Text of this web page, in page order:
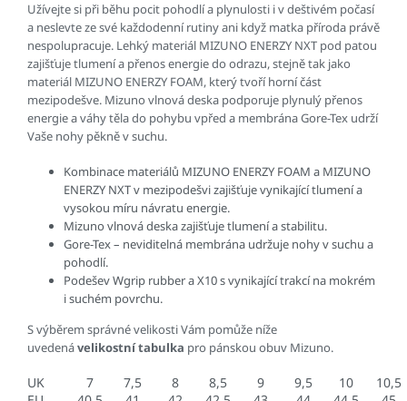
Užívejte si při běhu pocit pohodlí a plynulosti i v deštivém počasí
a neslevte ze své každodenní rutiny ani když matka příroda právě
nespolupracuje. Lehký materiál MIZUNO ENERZY NXT pod patou
zajišťuje tlumení a přenos energie do odrazu, stejně tak jako
materiál MIZUNO ENERZY FOAM, který tvoří horní část
mezipodešve. Mizuno vlnová deska podporuje plynulý přenos
energie a váhy těla do pohybu vpřed a membrána Gore-Tex udrží
Vaše nohy pěkně v suchu.
Kombinace materiálů MIZUNO ENERZY FOAM a MIZUNO
ENERZY NXT v mezipodešvi zajišťuje vynikající tlumení a
vysokou míru návratu energie.
Mizuno vlnová deska zajišťuje tlumení a stabilitu.
Gore-Tex – neviditelná membrána udržuje nohy v suchu a
pohodlí.
Podešev Wgrip rubber a X10 s vynikající trakcí na mokrém
i suchém povrchu.
S výběrem správné velikosti Vám pomůže níže
uvedenávelikostní tabulka pro pánskou obuv Mizuno.
UK 7 7,5 8 8,5 9 9,5 10
10,5